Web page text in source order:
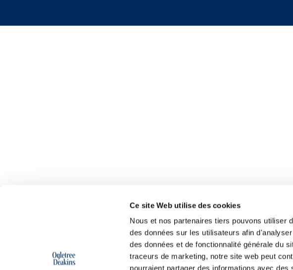
Ce site Web utilise des cookies
Nous et nos partenaires tiers pouvons utiliser
des données sur les utilisateurs afin
des données et de fonctionnalité générale du
traceurs de marketing, notre site web peut
pourraient partager des informations avec